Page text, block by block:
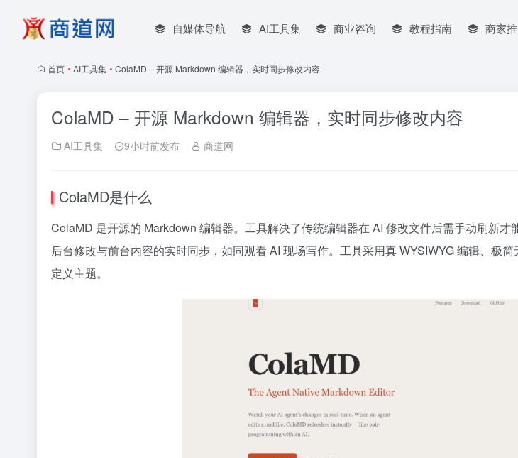
自媒体导航 AI工具集 商业咨询 教程指南 商家
首页 • AI工具集 • ColaMD – 开源 Markdown 编辑器，实时同步修改内容
ColaMD – 开源 Markdown 编辑器，实时同步修改内容
AI工具集 9小时前发布 商道网
ColaMD是什么
ColaMD 是开源的 Markdown 编辑器。工具解决了传统编辑器在 AI 修改文件后需手动刷新才
后台修改与前台内容的实时同步，如同观看 AI 现场写作。工具采用真 WYSIWYG 编辑、极
定义主题。